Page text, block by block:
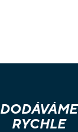
DODÁVÁME
RYCHLE